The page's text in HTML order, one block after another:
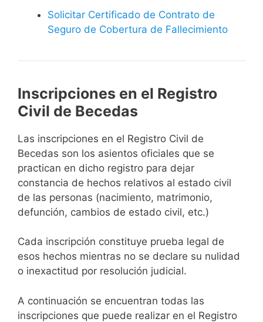
Solicitar Certificado de Contrato de
Seguro de Cobertura de Fallecimiento
Inscripciones en el Registro
Civil de Becedas
Las inscripciones en el Registro Civil de
Becedas son los asientos oficiales que se
practican en dicho registro para dejar
constancia de hechos relativos al estado civil
de las personas (nacimiento, matrimonio,
defunción, cambios de estado civil, etc.)
Cada inscripción constituye prueba legal de
esos hechos mientras no se declare su nulidad
o inexactitud por resolución judicial.
A continuación se encuentran todas las
inscripciones que puede realizar en el Registro